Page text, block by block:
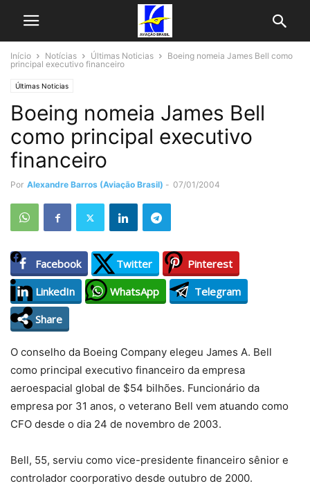
Início Notícias Últimas Noticias
Boeing nomeia James Bell como
principal executivo financeiro
Últimas Noticias
Boeing nomeia James Bell
como principal executivo
financeiro
Por Alexandre Barros (Aviação Brasil) - 07/01/2004
Facebook Twitter
Pinterest
LinkedIn
WhatsApp
Telegram
Share
O conselho da Boeing Company elegeu James A. Bell
como principal executivo financeiro da empresa
aeroespacial global de $54 bilhões. Funcionário da
empresa por 31 anos, o veterano Bell vem atuando como
CFO desde o dia 24 de novembro de 2003.
Bell, 55, serviu como vice-presidente financeiro sênior e
controlador coorporativo desde outubro de 2000.